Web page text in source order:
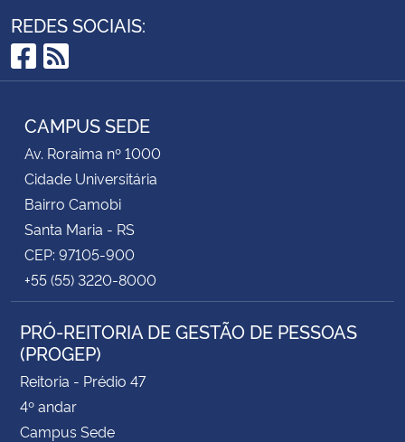
REDES SOCIAIS:
Facebook
RSS
CAMPUS SEDE
Av. Roraima nº 1000
Cidade Universitária
Bairro Camobi
Santa Maria - RS
CEP: 97105-900
+55 (55) 3220-8000
PRÓ-REITORIA DE GESTÃO DE PESSOAS
(PROGEP)
Reitoria - Prédio 47
4º andar
Campus Sede